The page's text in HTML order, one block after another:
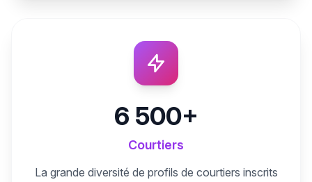
6 500+
Courtiers
La grande diversité de profils de courtiers inscrits